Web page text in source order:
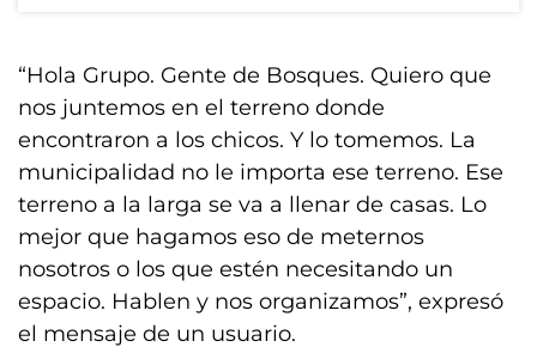
“Hola Grupo. Gente de Bosques. Quiero que
nos juntemos en el terreno donde
encontraron a los chicos. Y lo tomemos. La
municipalidad no le importa ese terreno. Ese
terreno a la larga se va a llenar de casas. Lo
mejor que hagamos eso de meternos
nosotros o los que estén necesitando un
espacio. Hablen y nos organizamos”, expresó
el mensaje de un usuario.